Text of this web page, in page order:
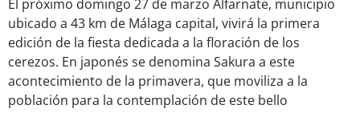
El próximo domingo 27 de marzo Alfarnate, municipio
ubicado a 43 km de Málaga capital, vivirá la primera
edición de la fiesta dedicada a la floración de los
cerezos. En japonés se denomina Sakura a este
acontecimiento de la primavera, que moviliza a la
población para la contemplación de este bello